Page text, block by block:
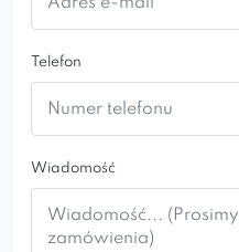
Telefon
Wiadomość